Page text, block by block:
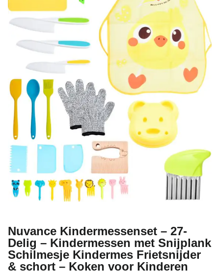
Nuvance Kindermessenset – 27-
Delig – Kindermessen met Snijplank
Schilmesje Kindermes Frietsnijder
& schort – Koken voor Kinderen